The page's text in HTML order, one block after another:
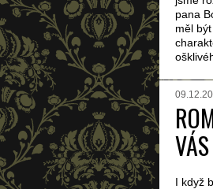
pana
měl
I když